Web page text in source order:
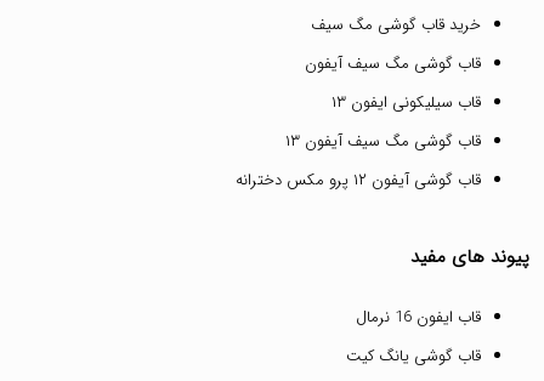
خرید قاب گوشی مگ سیف
قاب گوشی مگ سیف آیفون
قاب سیلیکونی ایفون ۱۳
قاب گوشی مگ سیف آیفون ۱۳
قاب گوشی آیفون ۱۲ پرو مکس دخترانه
پیوند های مفید
قاب ایفون 16 نرمال
قاب گوشی یانگ کیت